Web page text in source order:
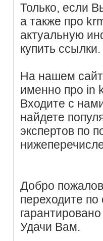
Только, если
а также про
актуальную
купить ссылки.
На нашем
именно про in
Входите с
найдете
экспертов по
Добро
переходите по
Удачи Вам.